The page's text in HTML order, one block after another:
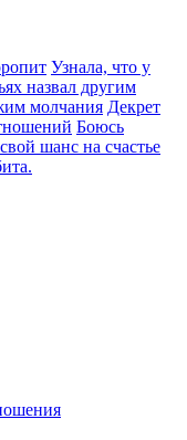
Узнала, что у
назвал другим
молчания Декрет
Боюсь
шанс на счастье